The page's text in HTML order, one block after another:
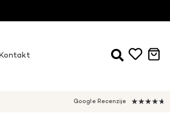
Google Recenzije ★★★★★